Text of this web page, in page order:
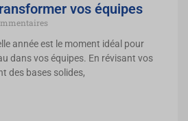
vos équipes
année est le moment idéal pour
dans vos équipes. En révisant vos
des bases solides,